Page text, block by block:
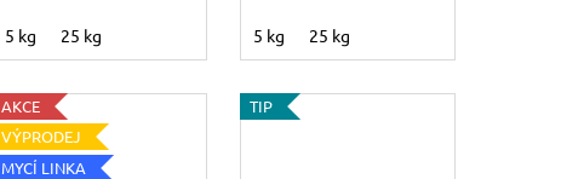
5 kg 25 kg 5 kg 25 kg
AKCE
VÝPRODEJ
MYCÍ LINKA
TIP